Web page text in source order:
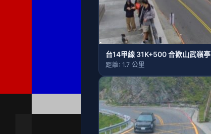
台14甲線 31K+500 合歡山武嶺亭
距離: 1.7 公里